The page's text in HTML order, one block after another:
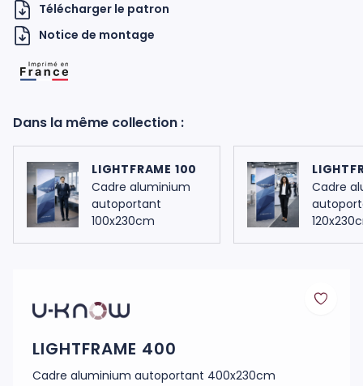
UKNOW
Télécharger le patron
Notice de montage
Dans la même collection :
LIGHTFRAME 100
Cadre aluminium
autoportant
100x230cm
Cadre
LIGHTFRAME 400
Cadre aluminium autoportant 400x230cm